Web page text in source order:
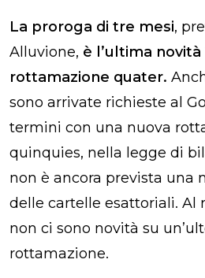
La proroga di tre mesi,
Alluvione, è l’ultima
rottamazione quater.
sono arrivate richieste al
termini con una nuova
quinquies, nella legge di
non è ancora prevista una
delle cartelle esattoriali. Al
non ci sono novità su
rottamazione.